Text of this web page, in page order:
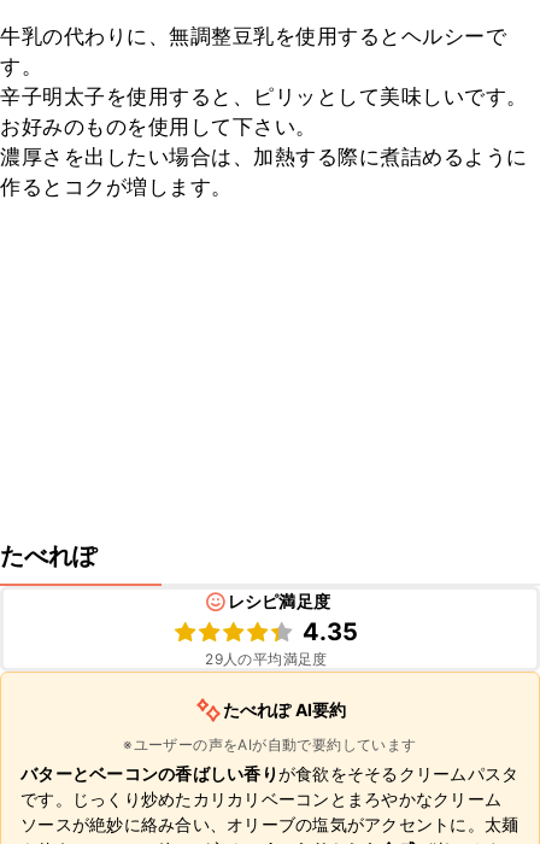
牛乳の代わりに、無調整豆乳を使用するとヘルシーで
す。
辛子明太子を使用すると、ピリッとして美味しいです。
お好みのものを使用して下さい。
濃厚さを出したい場合は、加熱する際に煮詰めるように
作るとコクが増します。
たべれぽ
レシピ満足度
4.35
29人の平均満足度
たべれぽ AI要約
※ユーザーの声をAIが自動で要約しています
バターとベーコンの香ばしい香りが食欲をそそるクリームパスタ
です。じっくり炒めたカリカリベーコンとまろやかなクリーム
ソースが絶妙に絡み合い、オリーブの塩気がアクセントに。太麺